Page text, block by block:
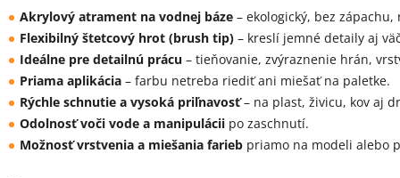
Akrylový atrament na vodnej báze – ekologický, bez zápachu,
Flexibilný štetcový hrot (brush tip) – kreslí jemné detaily aj
Ideálne pre detailnú prácu – tieňovanie, zvýraznenie hrán,
Priama aplikácia – farbu netreba riediť ani miešať na paletke.
Rýchle schnutie a vysoká priľnavosť– na plast, živicu, kov aj
Odolnosť voči vode a manipulácii po zaschnutí.
Možnosť vrstvenia a miešania farieb priamo na modeli alebo